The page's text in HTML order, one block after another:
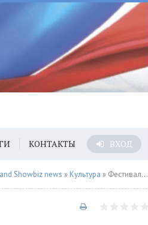
КОНТАКТЫ ВХОД
Showbiz news » Культура » Фестиваль искусств «НЕБО»